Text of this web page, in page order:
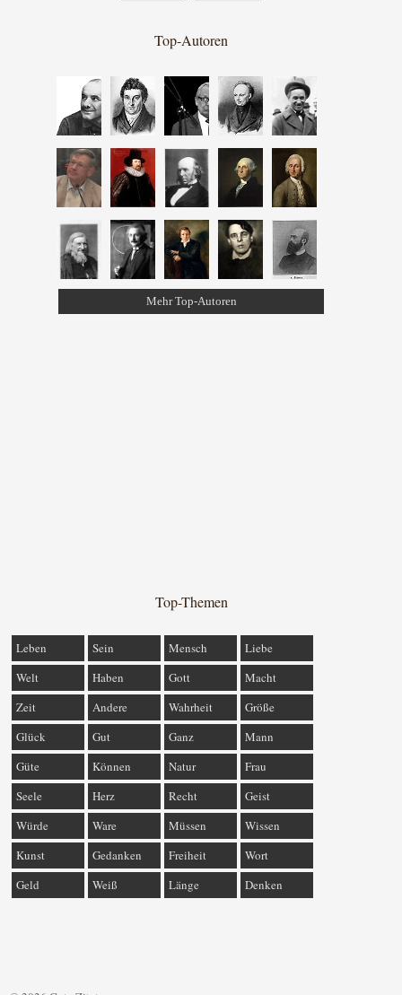
Top-Autoren
Mehr Top-Autoren
Top-Themen
Leben Sein Mensch
Liebe
Welt
Haben Gott
Macht
Zeit
Andere Wahrheit
Größe
Glück
Gut Ganz
Mann
Güte
Können Natur
Frau
Seele
Herz Recht
Geist
Würde
Ware Müssen
Wissen
Kunst
Gedanken Freiheit
Wort
Geld
Weiß Länge Denken